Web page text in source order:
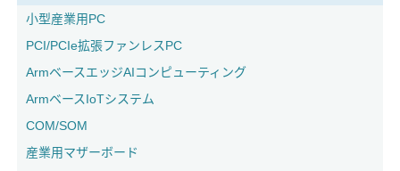
小型産業用PC
PCI/PCIe拡張ファンレスPC
ArmベースエッジAIコンピューティング
ArmベースIoTシステム
COM/SOM
産業用マザーボード